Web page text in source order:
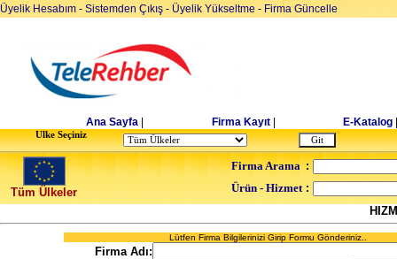
Üyelik Hesabım - Sistemden Çıkış - Üyelik Yükseltme - Firma Güncelle
Ana Sayfa Firma Kayıt E-Katalog
Ulke Seçiniz
Tüm Ülkeler
Firma Arama :
Ürün - Hizmet :
Lütfen Firma Bilgilerinizi Girip Formu Gönderiniz..
Firma Adı: